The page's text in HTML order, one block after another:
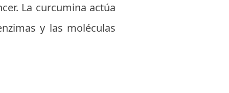
La curcumina actúa
y las moléculas